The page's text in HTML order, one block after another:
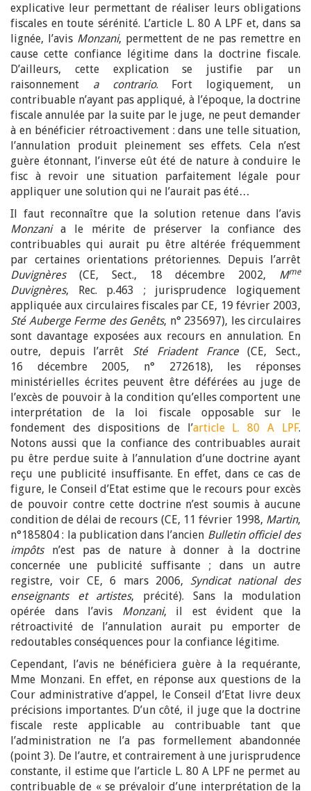
explicative leur permettant de réaliser leurs obligations
fiscales en toute sérénité. L’article L. 80 A LPF et, dans sa
lignée, l’avis Monzani, permettent de ne pas remettre en
cause cette confiance légitime dans la doctrine fiscale.
D’ailleurs, cette explication se justifie par un
raisonnement a contrario. Fort logiquement, un
contribuable n’ayant pas appliqué, à l’époque, la doctrine
fiscale annulée par la suite par le juge, ne peut demander
à en bénéficier rétroactivement : dans une telle situation,
l’annulation produit pleinement ses effets. Cela n’est
guère étonnant, l’inverse eût été de nature à conduire le
fisc à revoir une situation parfaitement légale pour
appliquer une solution qui ne l’aurait pas été…
Il faut reconnaître que la solution retenue dans l’avis
Monzania le mérite de préserver la confiance des
contribuables qui aurait pu être altérée fréquemment
par certaines orientations prétoriennes. Depuis l’arrêt
Duvignères (CE, Sect., 18 décembre 2002, Mme
Duvignères, Rec. p.463 ; jurisprudence logiquement
appliquée aux circulaires fiscales par CE, 19 février 2003,
Sté Auberge Ferme des Genêts, n° 235697), les circulaires
sont davantage exposées aux recours en annulation. En
outre, depuis l’arrêt Sté Friadent France(CE, Sect.,
16 décembre 2005, n° 272618), les réponses
ministérielles écrites peuvent être déférées au juge de
l’excès de pouvoir à la condition qu’elles comportent une
interprétation de la loi fiscale opposable sur le
fondement des dispositions de l’article L. 80 A LPF.
Notons aussi que la confiance des contribuables aurait
pu être perdue suite à l’annulation d’une doctrine ayant
reçu une publicité insuffisante. En effet, dans ce cas de
figure, le Conseil d’Etat estime que le recours pour excès
de pouvoir contre cette doctrine n’est soumis à aucune
condition de délai de recours (CE, 11 février 1998, Martin,
n°185804 : la publication dans l’ancien Bulletin officiel des
impôtsn’est pas de nature à donner à la doctrine
concernée une publicité suffisante ; dans un autre
registre, voir CE, 6 mars 2006, Syndicat national des
enseignants et artistes, précité). Sans la modulation
opérée dans l’avis Monzani, il est évident que la
rétroactivité de l’annulation aurait pu emporter de
redoutables conséquences pour la confiance légitime.
Cependant, l’avis ne bénéficiera guère à la requérante,
Mme Monzani. En effet, en réponse aux questions de la
Cour administrative d’appel, le Conseil d’Etat livre deux
précisions importantes. D’un côté, il juge que la doctrine
fiscale reste applicable au contribuable tant que
l’administration ne l’a pas formellement abandonnée
(point 3). De l’autre, et contrairement à une jurisprudence
constante, il estime que l’article L. 80 A LPF ne permet au
contribuable de « se prévaloir d’une interprétation de la